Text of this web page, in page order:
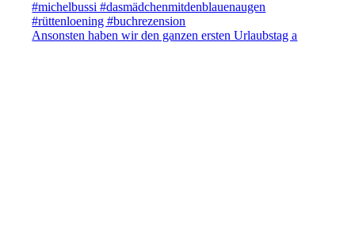
Ansonsten haben wir den ganzen ersten Urlaubstag a